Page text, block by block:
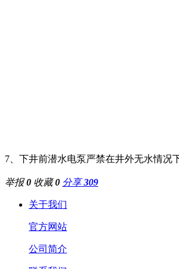
7、下井前潜水电泵严禁在井外无水情况
举报0 收藏0 分享309
关于我们
官方网站
公司简介